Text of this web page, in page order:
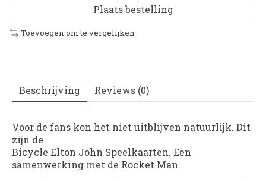
Plaats bestelling
Toevoegen om te vergelijken
Beschrijving Reviews (0)
Voor de fans kon het niet uitblijven natuurlijk. Dit
zijn de
Bicycle Elton John Speelkaarten. Een
samenwerking met de Rocket Man.